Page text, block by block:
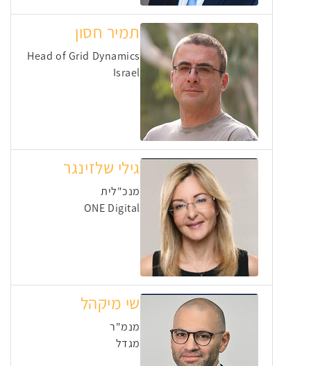
תמיר חסון
Head of Grid Dynamics
Israel
גילי שלזינגר
מנכ"לית
ONE Digital
שי מיקהל
מנמ"ר
מגדל